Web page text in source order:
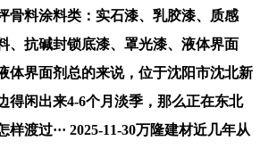
骨料涂料类：实石漆、乳胶漆、质感
、抗碱封锁底漆、罩光漆、液体界面
体界面剂总的来说，位于沈阳市沈北新
得闲出来4-6个月淡季，那么正在东北
渡过··· 2025-11-30万隆建材近几年从